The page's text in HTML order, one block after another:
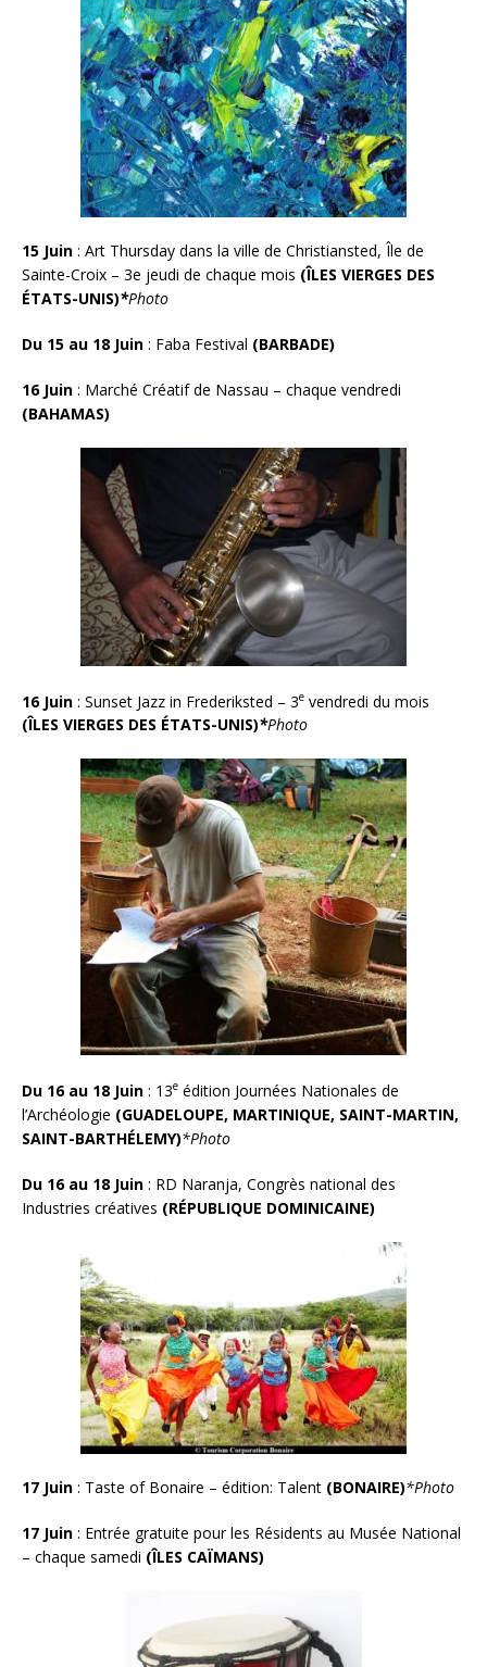
15 Juin : Art Thursday dans la ville de Christiansted, Île de
Sainte-Croix – 3e jeudi de chaque mois (ÎLES VIERGES DES
ÉTATS-UNIS)*Photo
Du 15 au 18 Juin : Faba Festival (BARBADE)
16 Juin : Marché Créatif de Nassau – chaque vendredi
(BAHAMAS)
16 Juin : Sunset Jazz in Frederiksted – 3e vendredi du mois
(ÎLES VIERGES DES ÉTATS-UNIS)*Photo
Du 16 au 18 Juin : 13e édition Journées Nationales de
l’Archéologie (GUADELOUPE, MARTINIQUE, SAINT-MARTIN,
SAINT-BARTHÉLEMY)*Photo
Du 16 au 18 Juin : RD Naranja, Congrès national des
Industries créatives (RÉPUBLIQUE DOMINICAINE)
17 Juin : Taste of Bonaire – édition: Talent (BONAIRE)*Photo
17 Juin : Entrée gratuite pour les Résidents au Musée National
– chaque samedi (ÎLES CAÏMANS)